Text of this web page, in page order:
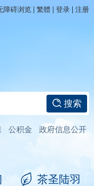
障碍浏览 | 繁體 | 登录 | 注册
搜索
公积金 政府信息公开
茶圣陆羽